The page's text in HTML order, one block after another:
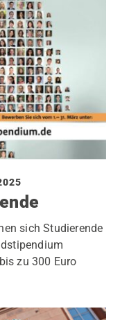
sich Studierende
zu 300 Euro